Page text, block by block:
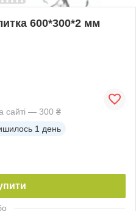
600*300*2 мм
сайті — 300 ₴
1 день